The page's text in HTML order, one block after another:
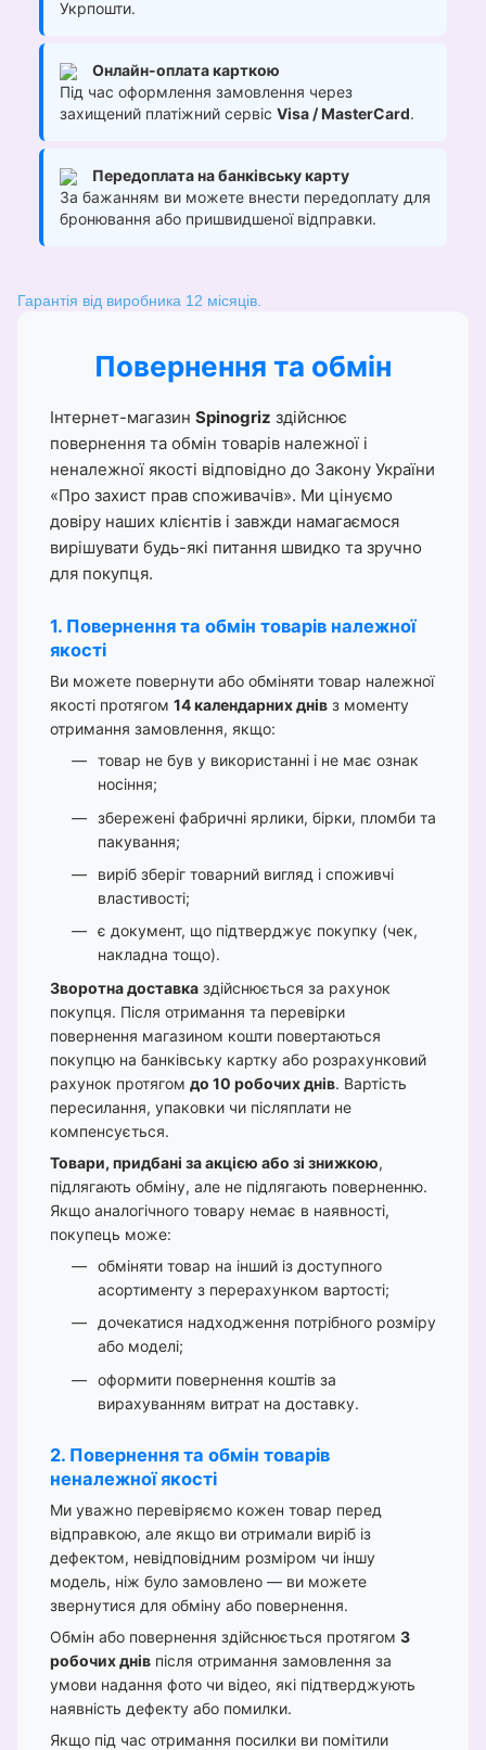
Укрпошти.
Онлайн-оплата карткою
Під час оформлення замовлення через
захищений платіжний сервіс Visa / MasterCard.
Передоплата на банківську карту
За бажанням ви можете внести передоплату для
бронювання або пришвидшеної відправки.
Гарантія від виробника 12 місяців.
Повернення та обмін
Інтернет-магазин Spinogriz здійснює
повернення та обмін товарів належної і
неналежної якості відповідно до Закону України
«Про захист прав споживачів». Ми цінуємо
довіру наших клієнтів і завжди намагаємося
вирішувати будь-які питання швидко та зручно
для покупця.
1. Повернення та обмін товарів належної
якості
Ви можете повернути або обміняти товар належної
якості протягом 14 календарних днів з моменту
отримання замовлення, якщо:
товар не був у використанні і не має ознак
носіння;
збережені фабричні ярлики, бірки, пломби та
пакування;
виріб зберіг товарний вигляд і споживчі
властивості;
є документ, що підтверджує покупку (чек,
накладна тощо).
Зворотна доставка здійснюється за рахунок
покупця. Після отримання та перевірки
повернення магазином кошти повертаються
покупцю на банківську картку або розрахунковий
рахунок протягом до 10 робочих днів. Вартість
пересилання, упаковки чи післяплати не
компенсується.
Товари, придбані за акцією або зі знижкою,
підлягають обміну, але не підлягають поверненню.
Якщо аналогічного товару немає в наявності,
покупець може:
обміняти товар на інший із доступного
асортименту з перерахунком вартості;
дочекатися надходження потрібного розміру
або моделі;
оформити повернення коштів за
вирахуванням витрат на доставку.
2. Повернення та обмін товарів
неналежної якості
Ми уважно перевіряємо кожен товар перед
відправкою, але якщо ви отримали виріб із
дефектом, невідповідним розміром чи іншу
модель, ніж було замовлено — ви можете
звернутися для обміну або повернення.
Обмін або повернення здійснюється протягом 3
робочих днів після отримання замовлення за
умови надання фото чи відео, які підтверджують
наявність дефекту або помилки.
Якщо під час отримання посилки ви помітили